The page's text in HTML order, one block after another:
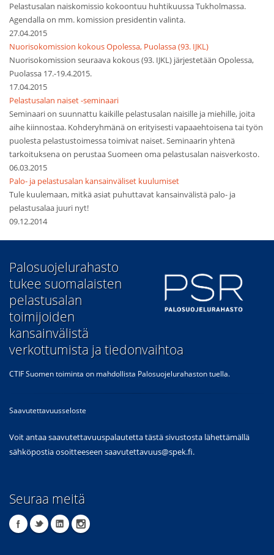
Pelastusalan naiskomissio kokoontuu huhtikuussa Tukholmassa.
Agendalla on mm. komission presidentin valinta.
27.04.2015
Nuorisokomission kokous Opolessa, Puolassa (93. IJKL)
Nuorisokomission seuraava kokous (93. IJKL) järjestetään Opolessa,
Puolassa 17.-19.4.2015.
17.04.2015
Pelastusalan naiset -seminaari
Seminaari on suunnattu kaikille pelastusalan naisille ja miehille, joita
aihe kiinnostaa. Kohderyhmänä on erityisesti vapaaehtoisena tai työn
puolesta pelastustoimessa toimivat naiset. Seminaarin yhtenä
tarkoituksena on perustaa Suomeen oma pelastusalan naisverkosto.
06.03.2015
Palo- ja pelastusalan kansainväliset kuulumiset
Tule kuulemaan, mitkä asiat puhuttavat kansainvälistä palo- ja
pelastusalaa juuri nyt!
09.12.2014
​Palosuojelurahasto
tukee suomalaisten
pelastusalan
toimijoiden
kansainvälistä
verkottumista ja tiedonvaihtoa
CTIF Suomen toiminta on mahdollista Palosuojelurahaston tuella.
Saavutettavuusseloste
Voit antaa saavutettavuuspalautetta tästä sivustosta lähettämällä
sähköpostia osoitteeseen saavutettavuus@spek.fi.
Seuraa meitä